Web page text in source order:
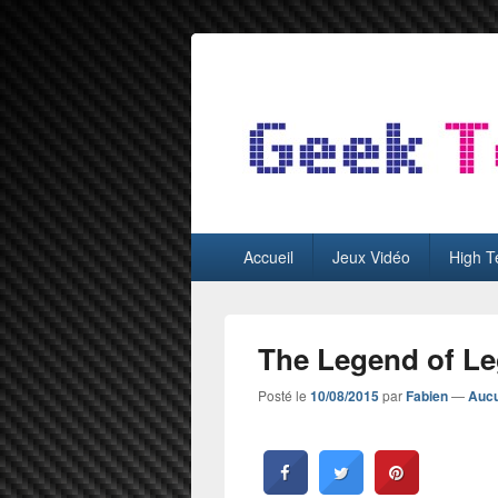
GeekTest
principalAccueil Jeux Vidéo High
The Legend of
Posté le 10/08/2015parFabien—